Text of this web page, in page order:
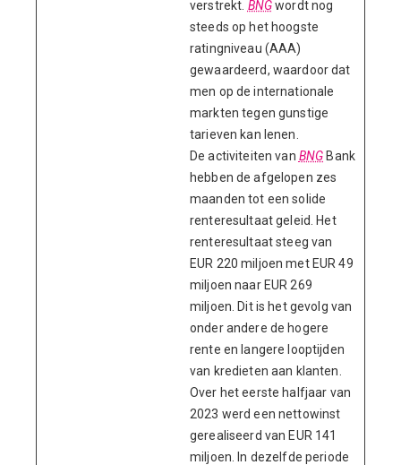
verstrekt. BNGwordt nog
steeds op het hoogste
ratingniveau (AAA)
gewaardeerd, waardoor dat
men op de internationale
markten tegen gunstige
tarieven kan lenen.
De activiteiten van BNG Bank
hebben de afgelopen zes
maanden tot een solide
renteresultaat geleid. Het
renteresultaat steeg van
EUR 220 miljoen met EUR 49
miljoen naar EUR 269
miljoen. Dit is het gevolg van
onder andere de hogere
rente en langere looptijden
van kredieten aan klanten.
Over het eerste halfjaar van
2023 werd een nettowinst
gerealiseerd van EUR 141
miljoen. In dezelfde periode